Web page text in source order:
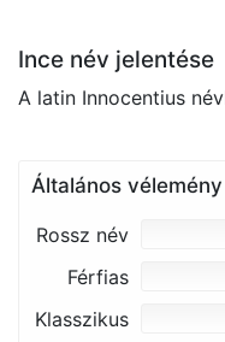
Ince név jelentése
A latin Innocentius
Általános
Rossz név
Férfias
Klasszikus